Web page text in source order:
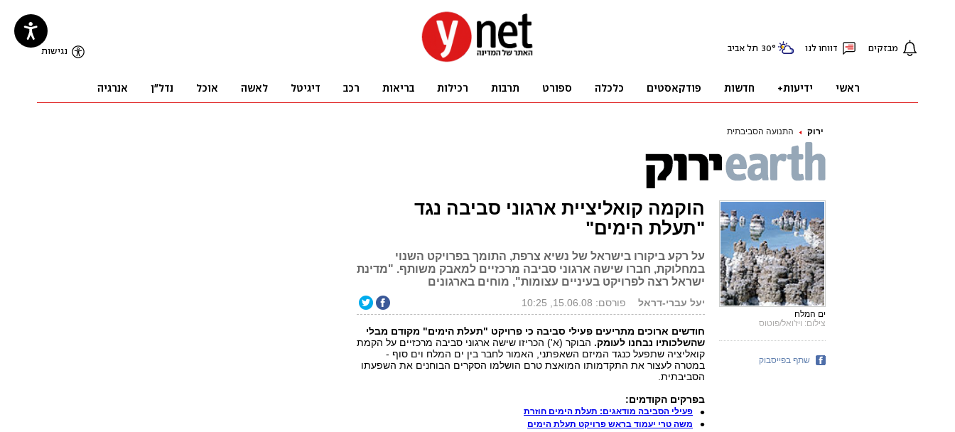
ירוק התנועה הסביבתית
הוקמה קואליציית ארגוני סביבה נגד
"תעלת הימים"
על רקע ביקורו בישראל של נשיא צרפת, התומך בפרויקט השנוי
במחלוקת, חברו שישה ארגוני סביבה מרכזיים למאבק משותף. "מדינת
ישראל רצה לפרויקט בעיניים עצומות", מוחים בארגונים
יעל עברי-דראל פורסם: 15.06.08, 10:25
חודשים ארוכים מתריעים פעילי סביבה כי פרויקט "תעלת הימים" מקודם מבלי
שהשלכותיו נבחנו לעומק. הבוקר (א') הכריזו שישה ארגוני סביבה מרכזיים על הקמת
קואליציה שתפעל כנגד המיזם השאפתני, האמור לחבר בין ים המלח וים סוף -
במטרה לעצור את התקדמותו המואצת טרם הושלמו הסקרים הבוחנים את השפעתו
הסביבתית.
בפרקים הקודמים:
פעילי הסביבה מודאגים: תעלת הימים חוזרת
משה טרי יעמוד בראש פרויקט תעלת הימים
ים המלח
צילום: ויז'ואל/פוטוס
שתף בפייסבוק